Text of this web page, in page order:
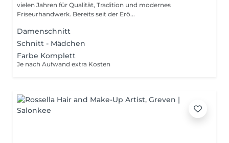
vielen Jahren für Qualität, Tradition und modernes
Friseurhandwerk. Bereits seit der Erö...
Damenschnitt
Schnitt - Mädchen
Farbe Komplett
Je nach Aufwand extra Kosten